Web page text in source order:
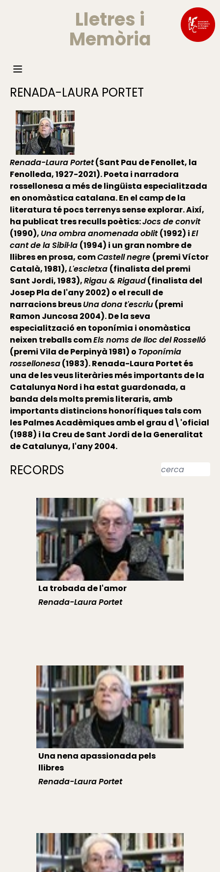
Lletres i
Memòria
RENADA-LAURA PORTET
Renada-Laura Portet(Sant Pau de Fenollet, la
Fenolleda, 1927-2021). Poeta i narradora
rossellonesa a més de lingüista especialitzada
en onomàstica catalana. En el camp de la
literatura té pocs terrenys sense explorar. Així,
ha publicat tres reculls poètics:Jocs de convit
(1990), Una ombra anomenada oblit(1992) iEl
cant de la Sibil·la (1994) i un gran nombre de
llibres en prosa, comCastell negre (premi Víctor
Català, 1981),L'escletxa (finalista del premi
Sant Jordi, 1983),Rigau & Rigaud(finalista del
Josep Pla de l'any 2002) o el recull de
narracions breusUna dona t'escriu(premi
Ramon Juncosa 2004). De la seva
especialització en toponímia i onomàstica
neixen treballs comEls noms de lloc del Rosselló
(premi Vila de Perpinyà 1981) o Toponímia
rossellonesa(1983).Renada-Laura Portetés
una de les veus literàries més importants de la
Catalunya Nord i ha estat guardonada, a
banda dels molts premis literaris, amb
importants distincions honorífiques tals com
les Palmes Acadèmiques amb el grau d\'oficial
(1988) i la Creu de Sant Jordi de la Generalitat
de Catalunya, l'any 2004.
RECORDS
La trobada de l'amor
Renada-Laura Portet
Una nena apassionada pels
llibres
Renada-Laura Portet